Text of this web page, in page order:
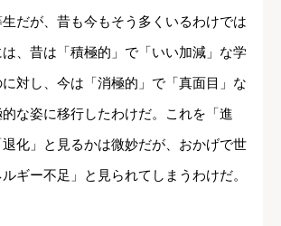
だが、昔も今もそう多くいるわけでは
、昔は「積極的」で「いい加減」な学
対し、今は「消極的」で「真面目」な
な姿に移行したわけだ。これを「進
化」と見るかは微妙だが、おかげで世
ギー不足」と見られてしまうわけだ。